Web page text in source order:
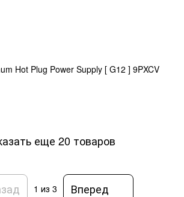
Hot Plug Power Supply [ G12 ] 9PXCV
еще 20 товаров
1 из 3 Вперед